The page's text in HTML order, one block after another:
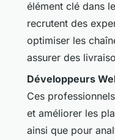
élément clé dans
recrutent des
optimiser les
assurer des
Développeurs
Ces
et améliorer les
ainsi que pour